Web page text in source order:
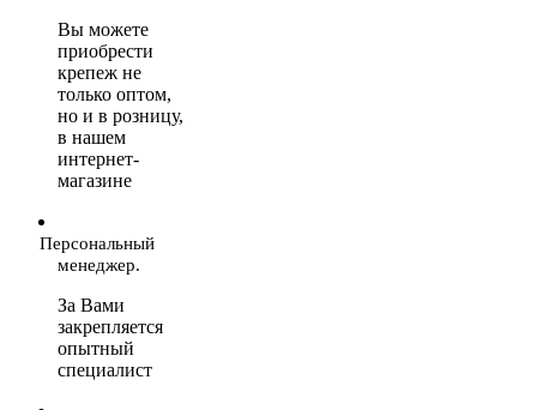
Вы можете
приобрести
крепеж не
только оптом,
но и в розницу,
в нашем
интернет-
магазине
Персональный
менеджер.
За Вами
закрепляется
опытный
специалист